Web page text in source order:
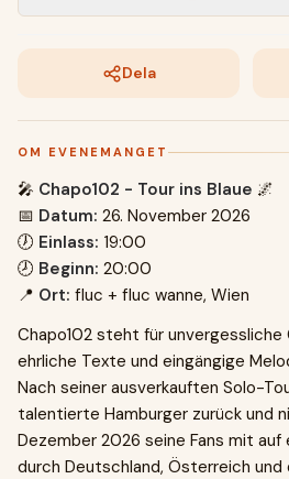
Dela
OM EVENEMANGET
🎤 Chapo102 - Tour ins Blaue 🌌
📅 Datum: 26. November 2026
🕖 Einlass: 19:00
🕗 Beginn: 20:00
📍 Ort: fluc + fluc wanne, Wien
Chapo102 steht für
ehrliche Texte und eingängige
Nach seiner ausverkauften Solo-
talentierte Hamburger zurück und
Dezember 2026 seine Fans mit auf
durch Deutschland, Österreich und